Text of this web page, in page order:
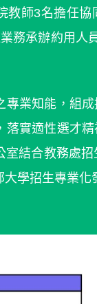
教師3名擔任
務承辦約用人
專業知能，組
落實適性選才
室結合教務處
學招生專業化